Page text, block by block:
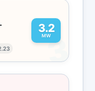
3.2
MW
3